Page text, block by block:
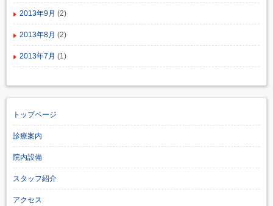
2013年9月 (2)
2013年8月 (2)
2013年7月 (1)
トップページ
診療案内
院内設備
スタッフ紹介
アクセス